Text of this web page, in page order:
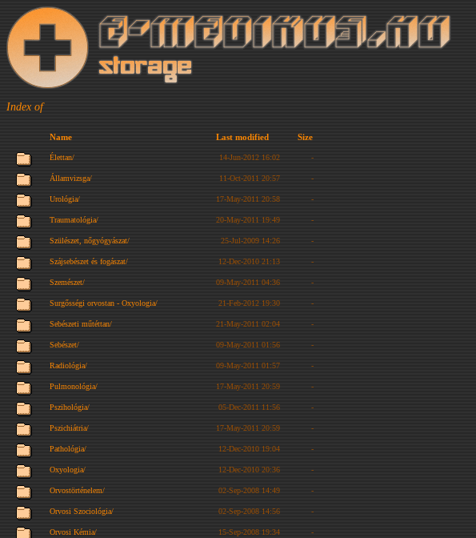
Index of
Name Last modified Size
Élettan/ 14-Jun-2012 16:02 -
Államvizsga/ 11-Oct-2011 20:57 -
Urológia/ 17-May-2011 20:58 -
Traumatológia/ 20-May-2011 19:49 -
Szülészet, nőgyógyászat/ 25-Jul-2009 14:26 -
Szájsebészet és fogászat/ 12-Dec-2010 21:13 -
Szemészet/ 09-May-2011 04:36 -
Surgősségi orvostan - Oxyologia/ 21-Feb-2012 19:30 -
Sebészeti műtéttan/ 21-May-2011 02:04 -
Sebészet/ 09-May-2011 01:56 -
Radiológia/ 09-May-2011 01:57 -
Pulmonológia/ 17-May-2011 20:59 -
Pszihológia/ 05-Dec-2011 11:56 -
Pszichiátria/ 17-May-2011 20:59 -
Pathológia/ 12-Dec-2010 19:04 -
Oxyologia/ 12-Dec-2010 20:36 -
Orvostörténelem/ 02-Sep-2008 14:49 -
Orvosi Szociológia/ 02-Sep-2008 14:56 -
Orvosi Kémia/ 15-Sep-2008 19:34 -